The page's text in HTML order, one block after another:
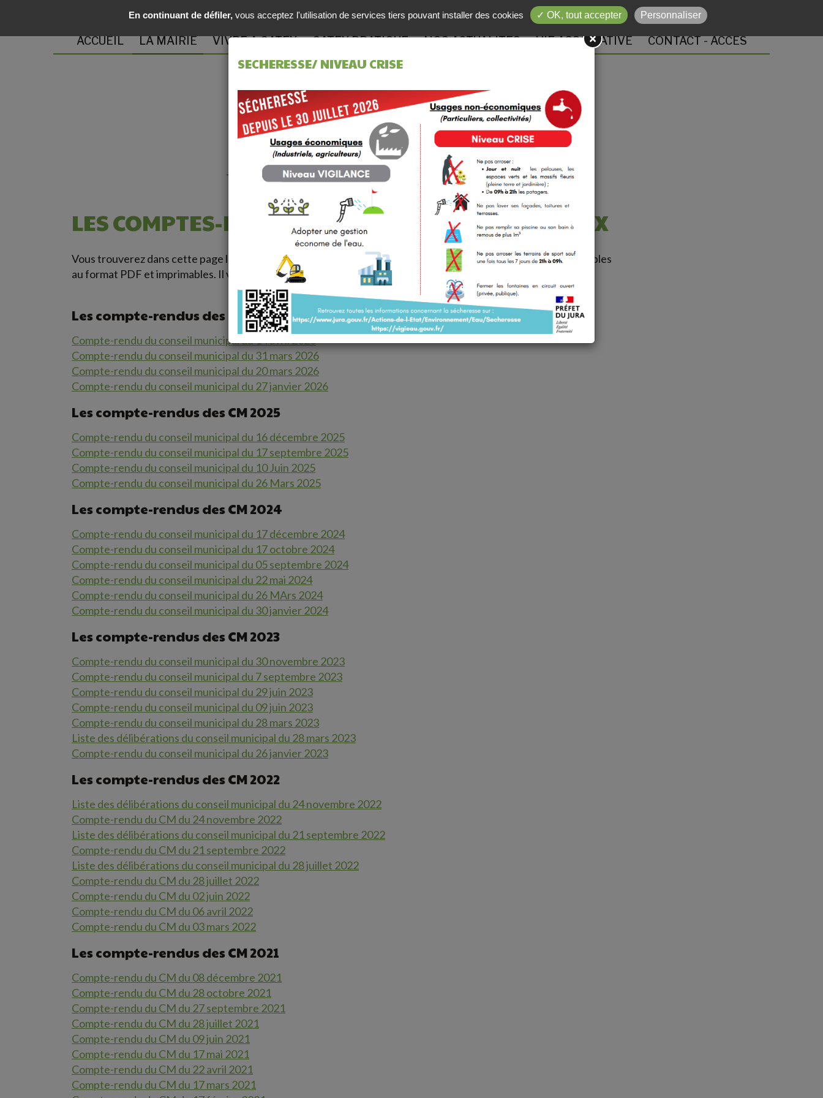
03 84 81 72 53
ACCUEIL LA MAIRIE VIVRE À GATEY GATEY PRATIQUE NOS ACTUALITÉS VIE ASSOCIATIVE CONTACT - ACCÈS
LES COMPTES-RENDUS DES CONSEILS MUNICIPAUX
Vous trouverez dans cette page les compte-rendus des conseils municipaux. Ces documents sont téléchargeables
au format PDF et imprimables. Il vous suffit de cliquer sur le lien "Compte-rendu".
Les compte-rendus des CM 2026
Compte-rendu du conseil municipal du 14 avril 2026
Compte-rendu du conseil municipal du 31 mars 2026
Compte-rendu du conseil municipal du 20 mars 2026
Compte-rendu du conseil municipal du 27 janvier 2026
Les compte-rendus des CM 2025
Compte-rendu du conseil municipal du 16 décembre 2025
Compte-rendu du conseil municipal du 17 septembre 2025
Compte-rendu du conseil municipal du 10 Juin 2025
Compte-rendu du conseil municipal du 26 Mars 2025
Les compte-rendus des CM 2024
Compte-rendu du conseil municipal du 17 décembre 2024
Compte-rendu du conseil municipal du 17 octobre 2024
Compte-rendu du conseil municipal du 05 septembre 2024
Compte-rendu du conseil municipal du 22 mai 2024
Compte-rendu du conseil municipal du 26 MArs 2024
Compte-rendu du conseil municipal du 30 janvier 2024
Les compte-rendus des CM 2023
Compte-rendu du conseil municipal du 30 novembre 2023
Compte-rendu du conseil municipal du 7 septembre 2023
Compte-rendu du conseil municipal du 29 juin 2023
Compte-rendu du conseil municipal du 09 juin 2023
Compte-rendu du conseil municipal du 28 mars 2023
Liste des délibérations du conseil municipal du 28 mars 2023
Compte-rendu du conseil municipal du 26 janvier 2023
Les compte-rendus des CM 2022
Liste des délibérations du conseil municipal du 24 novembre 2022
Compte-rendu du CM du 24 novembre 2022
Liste des délibérations du conseil municipal du 21 septembre 2022
Compte-rendu du CM du 21 septembre 2022
Liste des délibérations du conseil municipal du 28 juillet 2022
Compte-rendu du CM du 28 juillet 2022
Compte-rendu du CM du 02 juin 2022
Compte-rendu du CM du 06 avril 2022
Compte-rendu du CM du 03 mars 2022
Les compte-rendus des CM 2021
Compte-rendu du CM du 08 décembre 2021
Compte-rendu du CM du 28 octobre 2021
Compte-rendu du CM du 27 septembre 2021
Compte-rendu du CM du 28 juillet 2021
Compte-rendu du CM du 09 juin 2021
Compte-rendu du CM du 17 mai 2021
Compte-rendu du CM du 22 avril 2021
Compte-rendu du CM du 17 mars 2021
×
SECHERESSE/ NIVEAU CRISE
En continuant de défiler,vous acceptez l'utilisation de services tiers pouvant installer des cookies ✓ OK, tout accepter Personnaliser